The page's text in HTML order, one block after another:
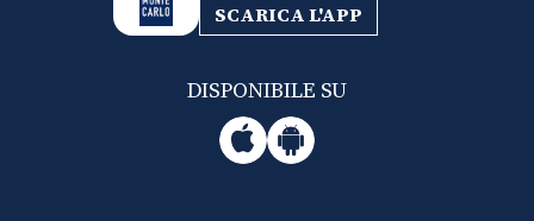
SCARICA L'APP
DISPONIBILE SU